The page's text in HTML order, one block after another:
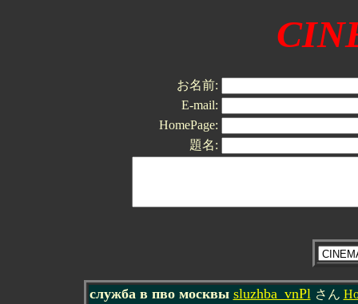
お名前:
E-mail:
HomePage:
題名:
служба в пво москвы sluzhba_vnPl さん